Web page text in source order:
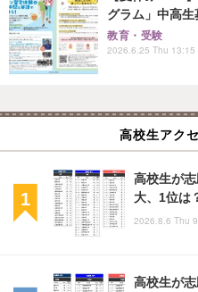
グラム」中高生
教育・受験
2026.6.25 Thu 13:15
高校生アク
高校生が
大、1位は
2026.8.6 Thu
高校生が